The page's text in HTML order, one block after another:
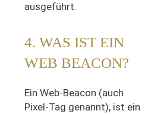
ausgeführt.
4. WAS IST EIN
WEB BEACON?
Ein Web-Beacon (auch
Pixel-Tag genannt), ist ein